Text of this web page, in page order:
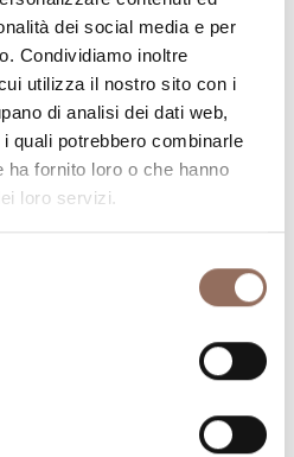
dei social media e per
Condividiamo inoltre
utilizza il nostro sito con i
di analisi dei dati web,
quali potrebbero combinarle
fornito loro o che hanno
loro servizi.
che adornano i nostri